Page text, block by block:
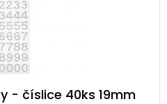
- číslice 40ks 19mm